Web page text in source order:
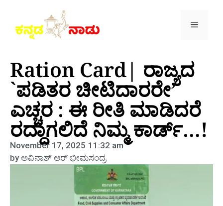
Ration Card| ರಾಜ್ಯದ
`ಪಡಿತರ ಚೀಟಿದಾರರೇ’
ಎಚ್ಚರ : ಈ ರೀತಿ ಮಾಡಿದರೆ
ರದ್ದಾಗಲಿದೆ ನಿಮ್ಮ ಕಾರ್ಡ್‌…!
November 17, 2025 11:32 am
byಅವಿನಾಶ್‌ ಆರ್‌ ಭೀಮಸಂದ್ರ